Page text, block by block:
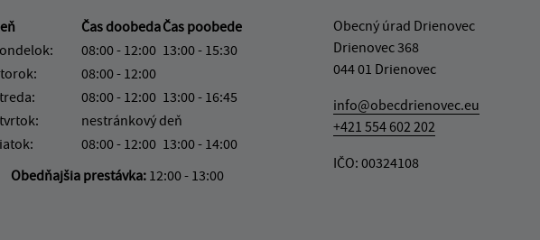
Čas doobedaČas poobede
08:00 - 12:00 13:00 - 15:30
08:00 - 12:00
08:00 - 12:00 13:00 - 16:45
nestránkový deň
08:00 - 12:00 13:00 - 14:00
Obedňajšia prestávka: 12:00 - 13:00
Obecný úrad Drienovec
Drienovec 368
044 01 Drienovec
info@obecdrienovec.eu
+421 554 602 202
IČO: 00324108